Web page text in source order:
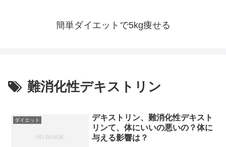
簡単ダイエットで5kg痩せる
難消化性デキストリン
ダイエット
デキストリン、難消化性デキスト
リンて、体にいいの悪いの？体に
与える影響は？